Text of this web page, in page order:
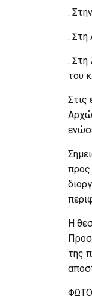
.
. Στη
. Στη
του
Στις
προς
Η
της